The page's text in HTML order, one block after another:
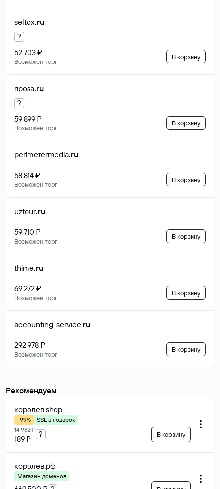
seltox.ru
?
52 703 ₽
Возможен торг
В корзину
riposa.ru
?
59 899 ₽
Возможен торг
В корзину
perimetermedia.ru
58 814 ₽
Возможен торг
В корзину
uztour.ru
59 710 ₽
Возможен торг
В корзину
thime.ru
69 272 ₽
Возможен торг
В корзину
accounting-service.ru
292 978 ₽
Возможен торг
В корзину
Рекомендуем
королев.shop
-99%
SSL в подарок
14 982 ₽
189 ₽
? В корзину
королев.рф
Магазин доменов